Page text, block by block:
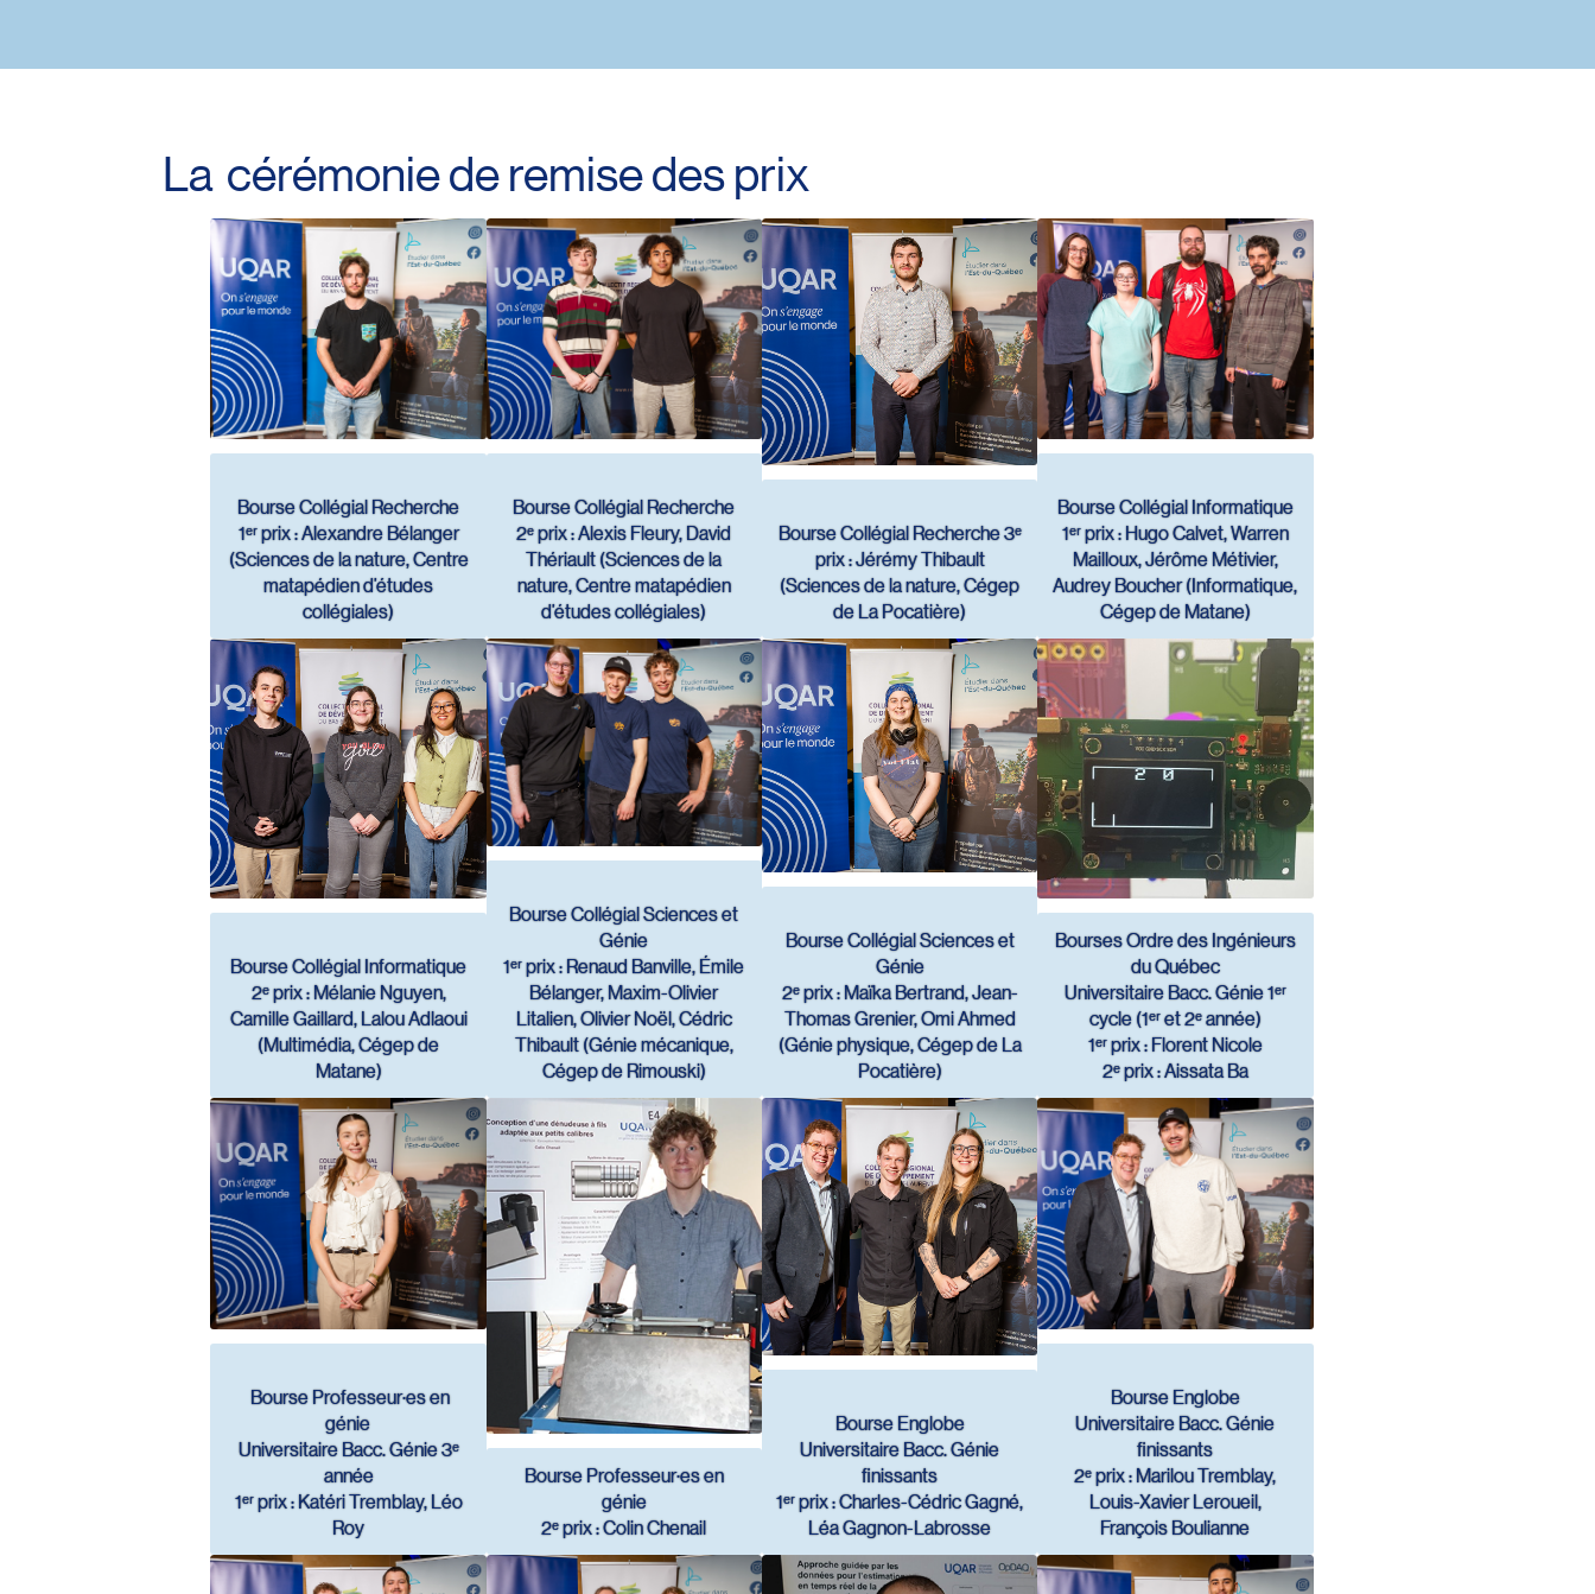
La cérémonie de remise des prix
Bourse Collégial Recherche
1ᵉʳ prix : Alexandre Bélanger
(Sciences de la nature, Centre
matapédien d’études
collégiales)
Bourse Collégial Recherche
2ᵉ prix : Alexis Fleury, David
Thériault (Sciences de la
nature, Centre matapédien
d’études collégiales)
Bourse Collégial Recherche 3ᵉ
prix : Jérémy Thibault
(Sciences de la nature, Cégep
de La Pocatière)
Bourse Collégial Informatique
1ᵉʳ prix : Hugo Calvet, Warren
Mailloux, Jérôme Métivier,
Audrey Boucher (Informatique,
Cégep de Matane)
Bourse Collégial Informatique
2ᵉ prix : Mélanie Nguyen,
Camille Gaillard, Lalou Adlaoui
(Multimédia, Cégep de
Matane)
Bourse Collégial Sciences et
Génie
1ᵉʳ prix : Renaud Banville, Émile
Bélanger, Maxim-Olivier
Litalien, Olivier Noël, Cédric
Thibault (Génie mécanique,
Cégep de Rimouski)
Bourse Collégial Sciences et
Génie
2ᵉ prix : Maïka Bertrand, Jean-
Thomas Grenier, Omi Ahmed
(Génie physique, Cégep de La
Pocatière)
Bourses Ordre des Ingénieurs
du Québec
Universitaire Bacc. Génie 1ᵉʳ
cycle (1ᵉʳ et 2ᵉ année)
1ᵉʳ prix : Florent Nicole
2ᵉ prix : Aissata Ba
Bourse Professeur·es en
génie
Universitaire Bacc. Génie 3ᵉ
année
1ᵉʳ prix : Katéri Tremblay, Léo
Roy
Bourse Professeur·es en
génie
2ᵉ prix : Colin Chenail
Bourse Englobe
Universitaire Bacc. Génie
finissants
1ᵉʳ prix : Charles-Cédric Gagné,
Léa Gagnon-Labrosse
Bourse Englobe
Universitaire Bacc. Génie
finissants
2ᵉ prix : Marilou Tremblay,
Louis-Xavier Leroueil,
François Boulianne